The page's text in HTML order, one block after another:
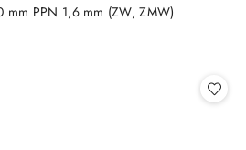
PPN 1,6 mm (ZW, ZMW)